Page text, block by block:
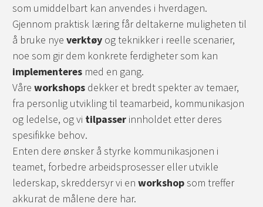
som umiddelbart kan anvendes i hverdagen.
Gjennom praktisk læring får deltakerne muligheten til
å bruke nye verktøy og teknikker i reelle scenarier,
noe som gir dem konkrete ferdigheter som kan
implementeres med en gang.
Våre workshops dekker et bredt spekter av temaer,
fra personlig utvikling til teamarbeid, kommunikasjon
og ledelse, og vi tilpasser innholdet etter deres
spesifikke behov.
Enten dere ønsker å styrke kommunikasjonen i
teamet, forbedre arbeidsprosesser eller utvikle
lederskap, skreddersyr vi en workshopsom treffer
akkurat de målene dere har.